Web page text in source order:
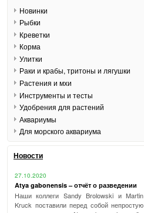
Новинки
Рыбки
Креветки
Корма
Улитки
Раки и крабы, тритоны и лягушки
Растения и мхи
Инструменты и тесты
Удобрения для растений
Аквариумы
Для морского аквариума
Новости
27.10.2020
Atya gabonensis – отчёт о разведении
Наши коллеги Sandy Brolowski и Martin
Kruck поставили перед собой непростую